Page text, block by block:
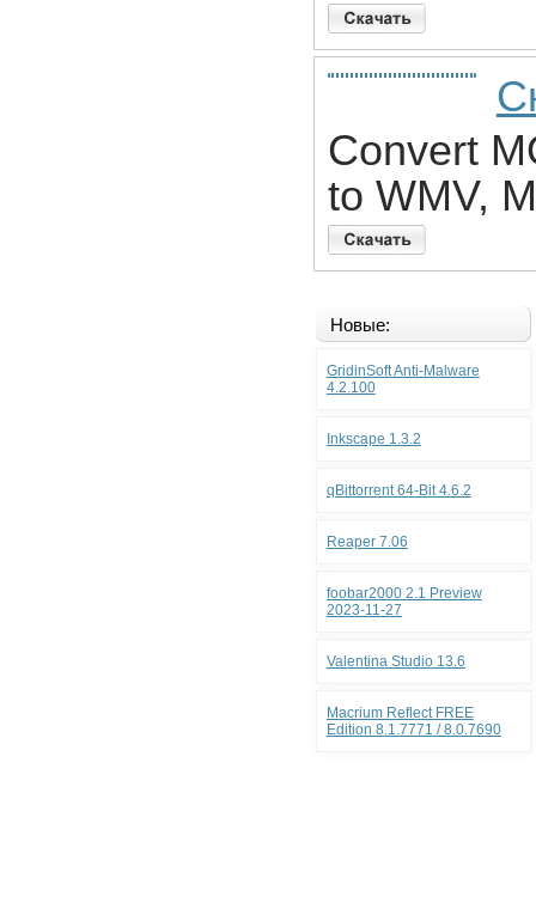
Convert
to WMV,
Новые:
GridinSoft Anti-Malware
4.2.100
Inkscape 1.3.2
qBittorrent 64-Bit 4.6.2
Reaper 7.06
foobar2000 2.1 Preview
2023-11-27
Valentina Studio 13.6
Macrium Reflect FREE
Edition 8.1.7771 / 8.0.7690